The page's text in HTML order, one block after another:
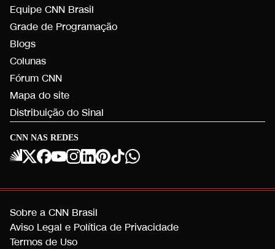
CNN NAS REDES
Equipe CNN Brasil
Grade de Programação
Blogs
Colunas
Fórum CNN
Mapa do site
Distribuição do Sinal
Sobre a CNN Brasil
Aviso Legal e Política de Privacidade
Termos de Uso